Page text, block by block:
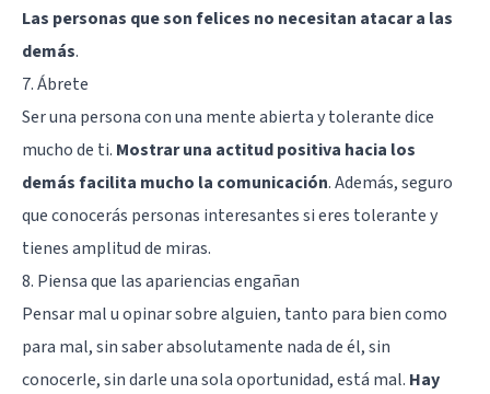
Las personas que son felices no necesitan atacar a las
demás.
7. Ábrete
Ser una persona con una mente abierta y tolerante dice
mucho de ti. Mostrar una actitud positiva hacia los
demás facilita mucho la comunicación. Además, seguro
que conocerás personas interesantes si eres tolerante y
tienes amplitud de miras.
8. Piensa que las apariencias engañan
Pensar mal u opinar sobre alguien, tanto para bien como
para mal, sin saber absolutamente nada de él, sin
conocerle, sin darle una sola oportunidad, está mal. Hay